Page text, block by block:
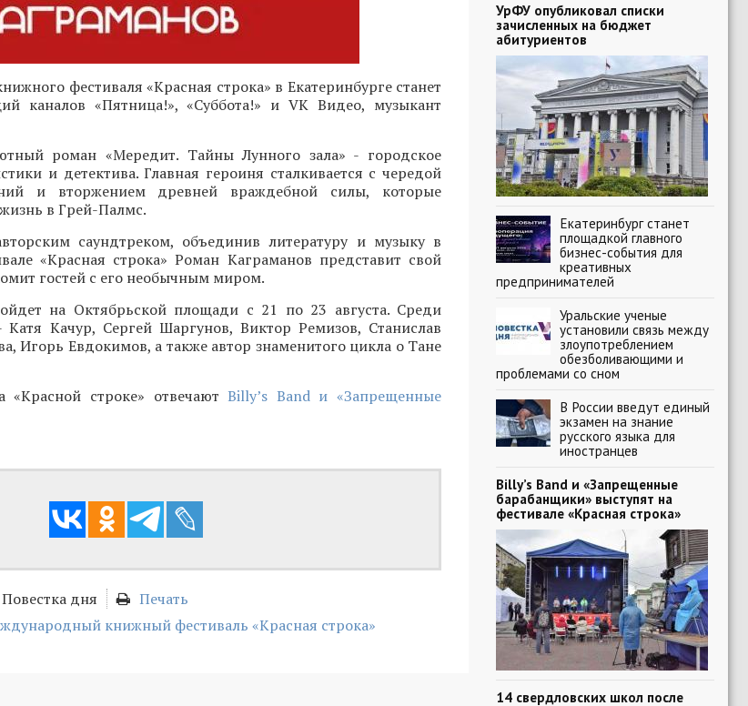
фестиваля «Красная строка» в Екатеринбурге станет
каналов «Пятница!», «Суббота!» и VK Видео, музыкант
роман «Мередит. Тайны Лунного зала» - городское
и детектива. Главная героиня сталкивается с чередой
и вторжением древней враждебной силы, которые
в Грей-Палмс.
саундтреком, объединив литературу и музыку в
«Красная строка» Роман Каграманов представит свой
гостей с его необычным миром.
на Октябрьской площади с 21 по 23 августа. Среди
Катя Качур, Сергей Шаргунов, Виктор Ремизов, Станислав
Игорь Евдокимов, а также автор знаменитого цикла о Тане
«Красной строке» отвечаютBilly’s Band и «Запрещенные
Повестка дня
Печать
книжный фестиваль «Красная строка»
УрФУ опубликовал списки
зачисленных на бюджет
абитуриентов
Екатеринбург станет
площадкой главного
бизнес-события для
креативных
предпринимателей
Уральские ученые
установили связь между
злоупотреблением
обезболивающими и
проблемами со сном
В России введут единый
экзамен на знание
русского языка для
иностранцев
Billy’s Band и «Запрещенные
барабанщики» выступят на
фестивале «Красная строка»
14 свердловских школ после